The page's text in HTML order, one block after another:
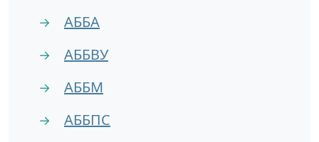
→ АББА
→ АББВУ
→ АББМ
→ АББПС